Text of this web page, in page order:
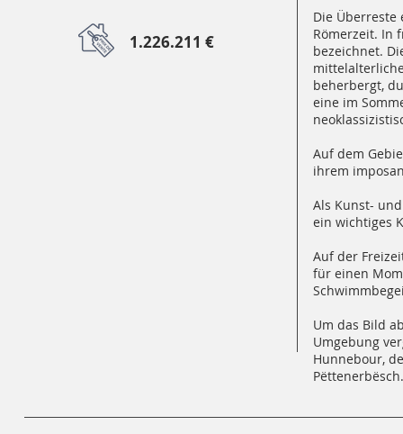
1.226.211 €
Die Überreste
Römerzeit. In
bezeichnet.
beherbergt,
eine im
Auf dem
ihrem
Als Kunst-
ein wichtiges
Auf der
für einen
Um das Bild
Umgebung
Hunnebour,